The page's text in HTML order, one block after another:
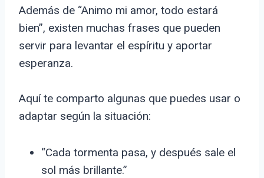
Además de “Animo mi amor, todo estará
bien”, existen muchas frases que pueden
servir para levantar el espíritu y aportar
esperanza.
Aquí te comparto algunas que puedes usar o
adaptar según la situación:
“Cada tormenta pasa, y después sale el
sol más brillante.”